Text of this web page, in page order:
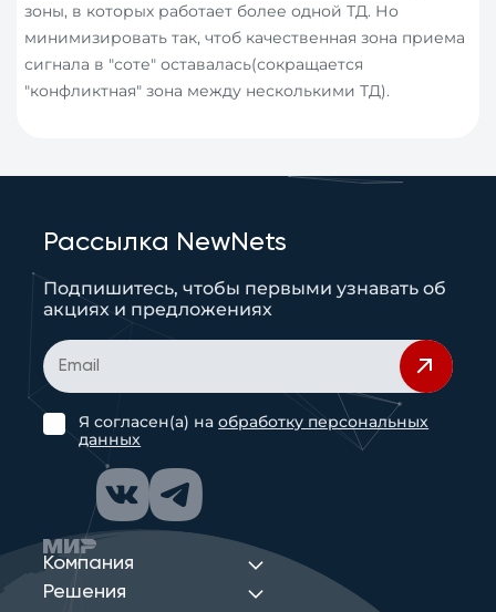
зоны, в которых работает более одной ТД. Но
минимизировать так, чтоб качественная зона приема
сигнала в "соте" оставалась(сокращается
"конфликтная" зона между несколькими ТД).
Компания
Решения
Рассылка NewNets
Подпишитесь, чтобы первыми узнавать об
акциях и предложениях
Я согласен(а) наобработку персональных
данных